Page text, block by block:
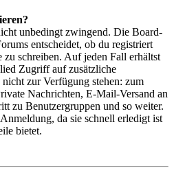
unbedingt zwingend. Die Board-
entscheidet, ob du registriert
zu schreiben. Auf jeden Fall erhältst
Zugriff auf zusätzliche
zur Verfügung stehen: zum
Nachrichten, E-Mail-Versand an
zu Benutzergruppen und so weiter.
da sie schnell erledigt ist
bietet.